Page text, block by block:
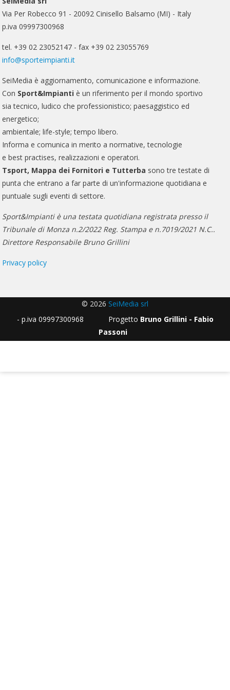
Via Per Robecco 91 - 20092 Cinisello Balsamo (MI) - Italy
p.iva 09997300968
tel. +39 02 23052147 - fax +39 02 23055769
info@sporteimpianti.it
SeiMedia è aggiornamento, comunicazione e informazione.
Con Sport&Impianti è un riferimento per il mondo sportivo
sia tecnico, ludico che professionistico; paesaggistico ed
energetico;
ambientale; life-style; tempo libero.
Informa e comunica in merito a normative, tecnologie
e best practises, realizzazioni e operatori.
Tsport, Mappa dei Fornitori e Tutterba sono tre testate di
punta che entrano a far parte di un'informazione quotidiana e
puntuale sugli eventi di settore.
Sport&Impianti è una testata quotidiana registrata presso il
Tribunale di Monza n.2/2022 Reg. Stampa e n.7019/2021 N.C..
Direttore Responsabile Bruno Grillini
Privacy policy
© 2026 SeiMedia srl
- p.iva 09997300968 Progetto Bruno Grillini - Fabio
Passoni